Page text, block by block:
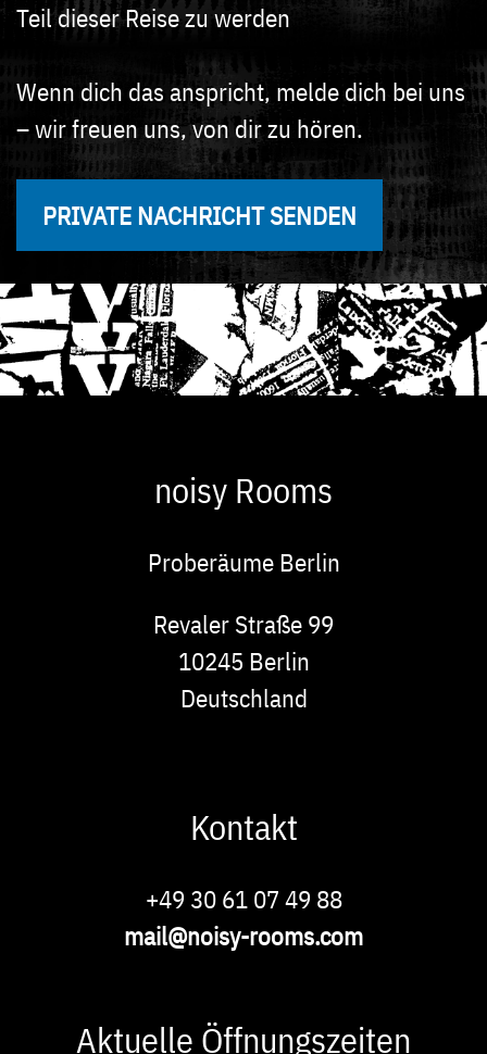
Teil dieser Reise zu werden
Wenn dich das anspricht, melde dich bei uns
– wir freuen uns, von dir zu hören.
PRIVATE NACHRICHT SENDEN
noisy Rooms
Proberäume Berlin
Revaler Straße 99
10245 Berlin
Deutschland
Kontakt
+49 30 61 07 49 88
mail@noisy-rooms.com
Aktuelle Öffnungszeiten